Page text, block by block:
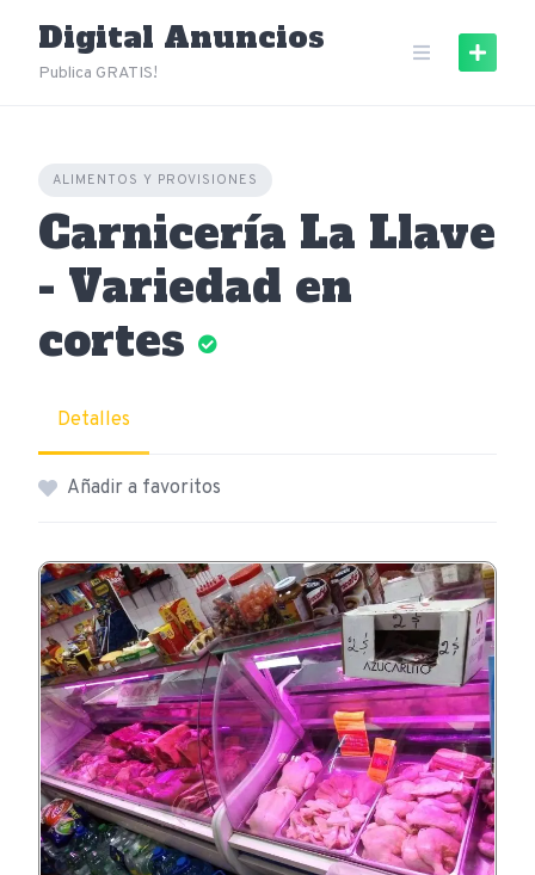
content
Digital Anuncios
Publica GRATIS!
ALIMENTOS Y PROVISIONES
Carnicería La Llave
- Variedad en
cortes
Detalles
Añadir a favoritos